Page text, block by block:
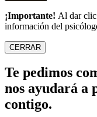
¡Importante! Al dar clic
información del
CERRAR
Te pedimos
nos ayudará a
contigo.